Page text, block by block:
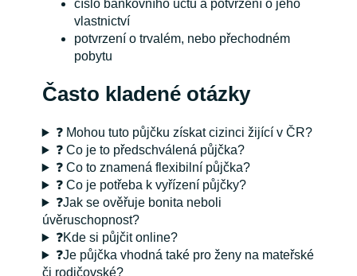
číslo bankovního účtu a potvrzení o jeho
vlastnictví
potvrzení o trvalém, nebo přechodném
pobytu
Často kladené otázky
❓ Mohou tuto půjčku získat cizinci žijící v ČR?
❓ Co je to předschválená půjčka?
❓ Co to znamená flexibilní půjčka?
❓ Co je potřeba k vyřízení půjčky?
❓Jak se ověřuje bonita neboli
úvěruschopnost?
❓Kde si půjčit online?
❓Je půjčka vhodná také pro ženy na mateřské
či rodičovské?